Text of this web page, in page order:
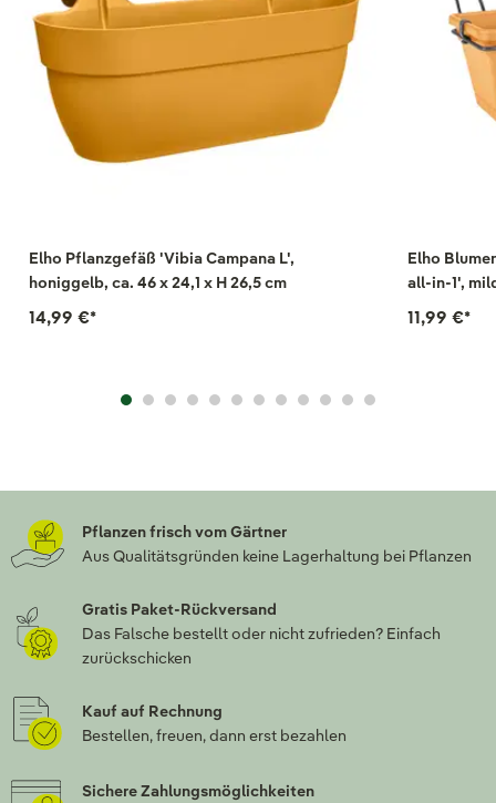
Elho Pflanzgefäß 'Vibia Campana L',
honiggelb, ca. 46 x 24,1 x H 26,5 cm
14,99 €*
Elho
all-in-1',
11,99 €*
Pflanzen frisch vom Gärtner
Aus Qualitätsgründen keine Lagerhaltung bei Pflanzen
Gratis Paket-Rückversand
Das Falsche bestellt oder nicht zufrieden? Einfach
zurückschicken
Kauf auf Rechnung
Bestellen, freuen, dann erst bezahlen
Sichere Zahlungsmöglichkeiten